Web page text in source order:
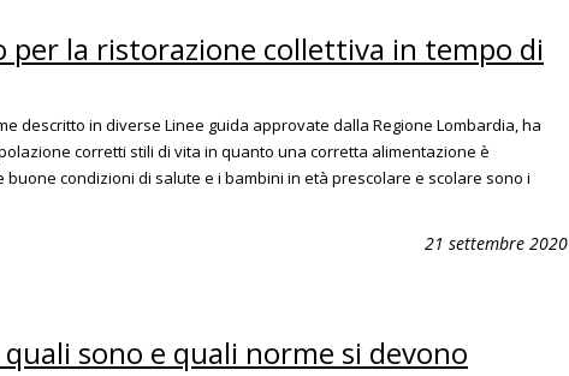
per la ristorazione collettiva in tempo di
descritto in diverse Linee guida approvate dalla Regione Lombardia, ha
corretti stili di vita in quanto una corretta alimentazione è
condizioni di salute e i bambini in età prescolare e scolare sono i
21 settembre 2020
sono e quali norme si devono